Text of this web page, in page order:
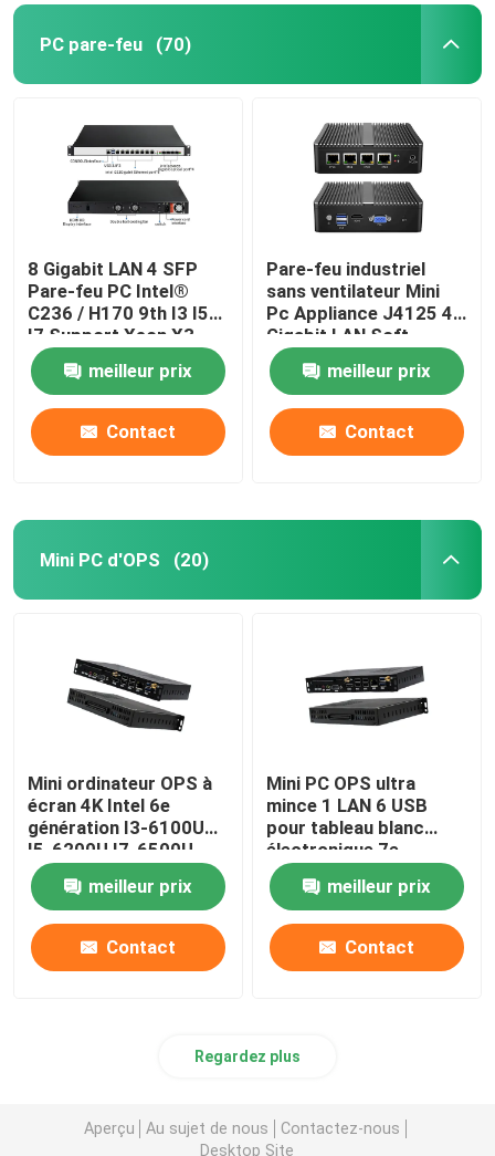
PC pare-feu (70)
8 Gigabit LAN 4 SFP
Pare-feu PC Intel®
C236 / H170 9th I3 I5
I7 Support Xeon X3-
1225 V5 PFsense
Mikrotikmeilleur prix
Contact
Pare-feu industriel
sans ventilateur Mini
Pc Appliance J4125 4
Gigabit LAN Soft
Router Support
PFsensemeilleur prix
Contact
Mini PC d'OPS (20)
Mini ordinateur OPS à
écran 4K Intel 6e
génération I3-6100U
I5-6200U I7-6500U
meilleur prix
Contact
Mini PC OPS ultra
mince 1 LAN 6 USB
pour tableau blanc
électronique 7e
génération I3-7100U
I5-7200U I7-7500U
meilleur prix
Contact
Regardez plus
Aperçu Au sujet de nous
Contactez-nous
Desktop Site